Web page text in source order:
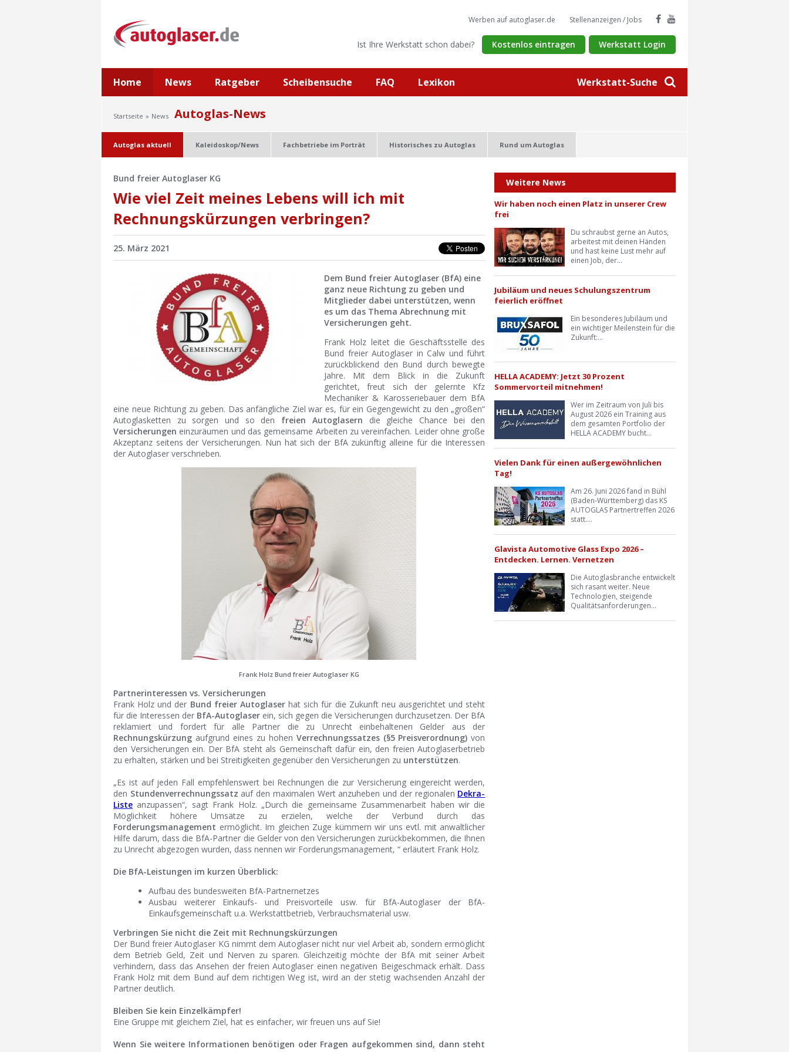
Werkstatt-Suche
Werben auf autoglaser.de Stellenanzeigen / Jobs
Ist Ihre Werkstatt schon dabei? Kostenlos eintragen Werkstatt Login
Home News Ratgeber Scheibensuche FAQ Lexikon
Startseite News Autoglas-News
Autoglas aktuell Kaleidoskop/News Fachbetriebe im Porträt Historisches zu Autoglas Rund um Autoglas
Bund freier Autoglaser KG
Wie viel Zeit meines Lebens will ich mit
Rechnungskürzungen verbringen?
25. März 2021
Dem Bund freier Autoglaser (BfA) eine
ganz neue Richtung zu geben und
Mitglieder dabei unterstützen, wenn
es um das Thema Abrechnung mit
Versicherungen geht.
Frank Holz leitet die Geschäftsstelle des
Bund freier Autoglaser in Calw und führt
zurückblickend den Bund durch bewegte
Jahre. Mit dem Blick in die Zukunft
gerichtet, freut sich der gelernte Kfz
Mechaniker & Karosseriebauer dem BfA
eine neue Richtung zu geben. Das anfängliche Ziel war es, für ein Gegengewicht zu den „großen“
Autoglasketten zu sorgen und so den freien Autoglasern die gleiche Chance bei den
Versicherungen einzuräumen und das gemeinsame Arbeiten zu vereinfachen. Leider ohne große
Akzeptanz seitens der Versicherungen. Nun hat sich der BfA zukünftig alleine für die Interessen
der Autoglaser verschrieben.
Frank Holz Bund freier Autoglaser KG
Partnerinteressen vs. Versicherungen
Frank Holz und der Bund freier Autoglaserhat sich für die Zukunft neu ausgerichtet und steht
für die Interessen der BfA-Autoglaser ein, sich gegen die Versicherungen durchzusetzen. Der BfA
reklamiert und fordert für alle Partner die zu Unrecht einbehaltenen Gelder aus der
Rechnungskürzung aufgrund eines zu hohen Verrechnungssatzes (§5 Preisverordnung) von
den Versicherungen ein. Der BfA steht als Gemeinschaft dafür ein, den freien Autoglaserbetrieb
zu erhalten, stärken und bei Streitigkeiten gegenüber den Versicherungen zu unterstützen.
„Es ist auf jeden Fall empfehlenswert bei Rechnungen die zur Versicherung eingereicht werden,
den Stundenverrechnungssatz auf den maximalen Wert anzuheben und der regionalen Dekra-
Liste anzupassen“, sagt Frank Holz. „Durch die gemeinsame Zusammenarbeit haben wir die
Möglichkeit höhere Umsätze zu erzielen, welche der Verbund durch das
Forderungsmanagement ermöglicht. Im gleichen Zuge kümmern wir uns evtl. mit anwaltlicher
Hilfe darum, dass die BfA-Partner die Gelder von den Versicherungen zurückbekommen, die Ihnen
zu Unrecht abgezogen wurden, dass nennen wir Forderungsmanagement, “ erläutert Frank Holz.
Die BfA-Leistungen im kurzen Überblick:
Aufbau des bundesweiten BfA-Partnernetzes
Ausbau weiterer Einkaufs- und Preisvorteile usw. für BfA-Autoglaser der BfA-
Einkaufsgemeinschaft u.a. Werkstattbetrieb, Verbrauchsmaterial usw.
Verbringen Sie nicht die Zeit mit Rechnungskürzungen
Der Bund freier Autoglaser KG nimmt dem Autoglaser nicht nur viel Arbeit ab, sondern ermöglicht
dem Betrieb Geld, Zeit und Nerven zu sparen. Gleichzeitig möchte der BfA mit seiner Arbeit
verhindern, dass das Ansehen der freien Autoglaser einen negativen Beigeschmack erhält. Dass
Frank Holz mit dem Bund auf dem richtigen Weg ist, wird an der stetig wachsenden Anzahl der
Partner deutlich.
Bleiben Sie kein Einzelkämpfer!
Eine Gruppe mit gleichem Ziel, hat es einfacher, wir freuen uns auf Sie!
Wenn Sie weitere Informationen benötigen oder Fragen aufgekommen sind, dann steht
Weitere News
Wir haben noch einen Platz in unserer Crew
frei
Du schraubst gerne an Autos,
arbeitest mit deinen Händen
und hast keine Lust mehr auf
einen Job, der...
Jubiläum und neues Schulungszentrum
feierlich eröffnet
Ein besonderes Jubiläum und
ein wichtiger Meilenstein für die
Zukunft:...
HELLA ACADEMY: Jetzt 30 Prozent
Sommervorteil mitnehmen!
Wer im Zeitraum von Juli bis
August 2026 ein Training aus
dem gesamten Portfolio der
HELLA ACADEMY bucht...
Vielen Dank für einen außergewöhnlichen
Tag!
Am 26. Juni 2026 fand in Bühl
(Baden-Württemberg) das KS
AUTOGLAS Partnertreffen 2026
statt....
Glavista Automotive Glass Expo 2026 –
Entdecken. Lernen. Vernetzen
Die Autoglasbranche entwickelt
sich rasant weiter. Neue
Technologien, steigende
Qualitätsanforderungen...